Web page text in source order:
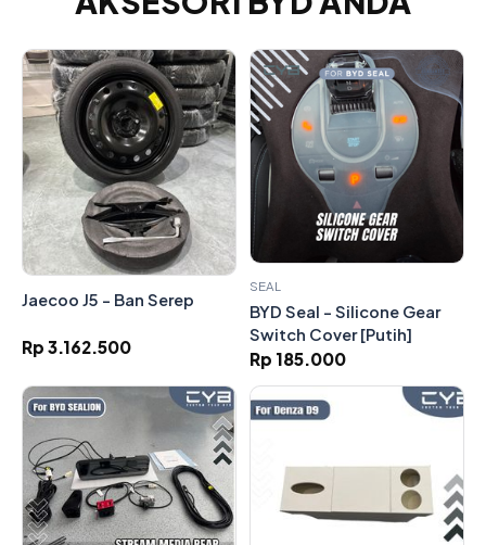
Jaecoo J5 - Ban Serep
Rp 3.162.500
SEAL
BYD Seal - Silicone Gear
Switch Cover [Putih]
Rp 185.000